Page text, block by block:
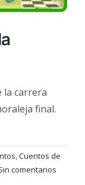
la carrera
final.
,Cuentos de
comentarios